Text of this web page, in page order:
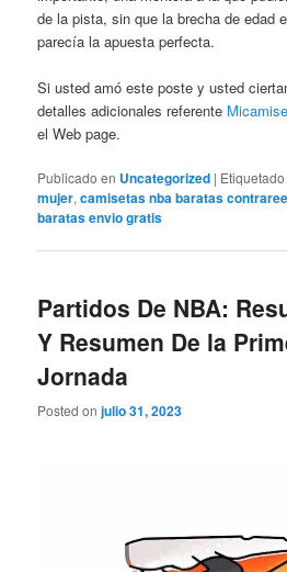
de la pista, sin que la brecha de edad
parecía la apuesta perfecta.
Si usted amó este poste y usted
detalles adicionales referente
el Web page.
Publicado en Uncategorized | Etiquetado
mujer,camisetas nba baratas
baratas envio gratis
Partidos De NBA:
Y Resumen De la
Jornada
Posted onjulio 31, 2023